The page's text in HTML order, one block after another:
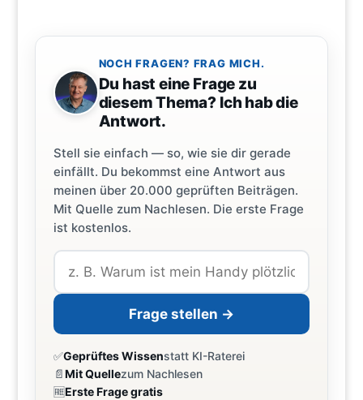
NOCH FRAGEN? FRAG MICH.
Du hast eine Frage zu
diesem Thema? Ich hab die
Antwort.
Stell sie einfach — so, wie sie dir gerade
einfällt. Du bekommst eine Antwort aus
meinen über 20.000 geprüften Beiträgen.
Mit Quelle zum Nachlesen. Die erste Frage
ist kostenlos.
Frage stellen →
✅Geprüftes Wissenstatt KI-Raterei
📄Mit Quellezum Nachlesen
🆓Erste Frage gratis